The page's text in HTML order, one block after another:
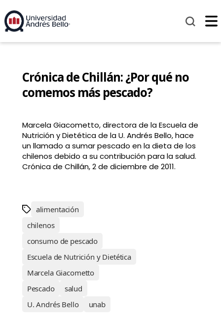
Crónica de Chillán: ¿Por qué no
comemos más pescado?
Marcela Giacometto, directora de la Escuela de
Nutrición y Dietética de la U. Andrés Bello, hace
un llamado a sumar pescado en la dieta de los
chilenos debido a su contribución para la salud.
Crónica de Chillán, 2 de diciembre de 2011.
alimentación
chilenos
consumo de pescado
Escuela de Nutrición y Dietética
Marcela Giacometto
Pescado
salud
U. Andrés Bello
unab